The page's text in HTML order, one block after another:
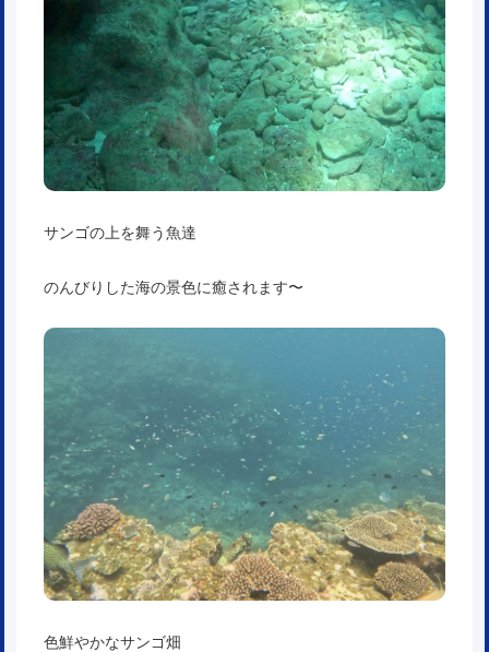
サンゴの上を舞う魚達
のんびりした海の景色に癒されます〜
色鮮やかなサンゴ畑